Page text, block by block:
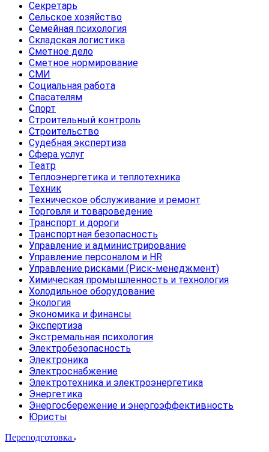
Секретарь
Сельское хозяйство
Семейная психология
Складская логистика
Сметное дело
Сметное нормирование
СМИ
Социальная работа
Спасателям
Спорт
Строительный контроль
Строительство
Судебная экспертиза
Сфера услуг
Театр
Теплоэнергетика и теплотехника
Техник
Техническое обслуживание и ремонт
Торговля и товароведение
Транспорт и дороги
Транспортная безопасность
Управление и администрирование
Управление персоналом и HR
Управление рисками (Риск-менеджмент)
Химическая промышленность и технология
Холодильное оборудование
Экология
Экономика и финансы
Экспертиза
Экстремальная психология
Электробезопасность
Электроника
Электроснабжение
Электротехника и электроэнергетика
Энергетика
Энергосбережение и энергоэффективность
Юристы
Переподготовка